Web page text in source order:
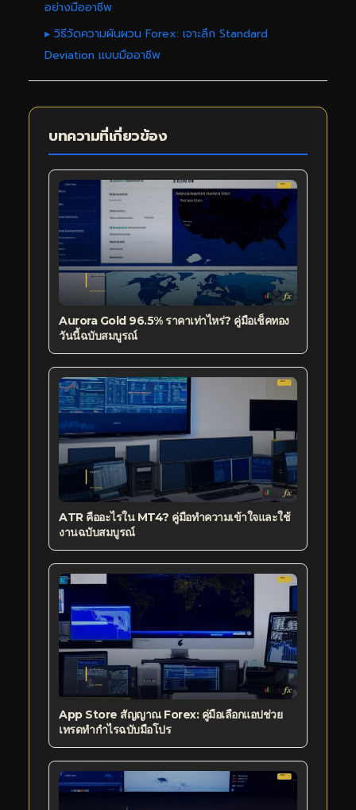
อย่างมืออาชีพ
▸ วิธีวัดความผันผวน Forex: เจาะลึก Standard
Deviation แบบมืออาชีพ
บทความที่เกี่ยวข้อง
Aurora Gold 96.5% ราคาเท่าไหร่? คู่มือเช็คทอง
วันนี้ฉบับสมบูรณ์
ATR คืออะไรใน MT4? คู่มือทำความเข้าใจและใช้
งานฉบับสมบูรณ์
App Store สัญญาณ Forex: คู่มือเลือกแอปช่วย
เทรดทำกำไรฉบับมือโปร